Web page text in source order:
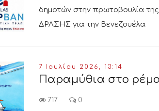
δημοτών στην πρωτοβουλία της
ΔΡΑΣΗΣ για την Βενεζουέλα
7 Ιουλίου 2026, 13:14
Παραμύθια στο
717 0